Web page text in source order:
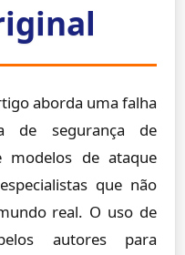
aborda uma falha
de segurança de
modelos de ataque
que não
real. O uso de
autores para